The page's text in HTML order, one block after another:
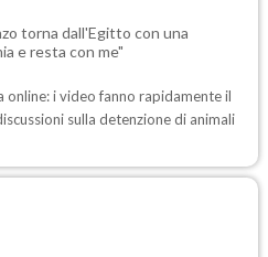
torna dall'Egitto con una
e resta con me"
i video fanno rapidamente il
sulla detenzione di animali